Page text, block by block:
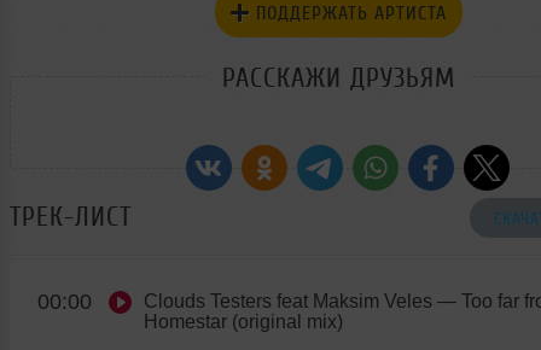
ПОДДЕРЖАТЬ АРТИСТА
РАССКАЖИ ДРУЗЬЯМ
ТРЕК-ЛИСТ
00:00 Clouds Testers feat Maksim Veles — Too far
Homestar (original mix)